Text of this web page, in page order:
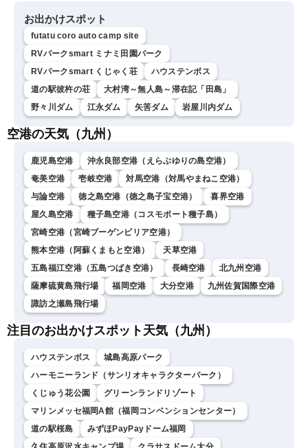
お出かけスポット
futatu coro auto camp site
RVパークsmart ミナミ田園パーク
RVパークsmart くじゃく荘
ハウステンボス
道の駅彼杵の荘
大村湾～無人島～滞在記「田島」
野々川ダム
江永ダム 矢筈ダム 岩屋川内ダム
空港の天気（九州）
鹿児島空港
沖永良部空港（えらぶゆりの島空港）
奄美空港
壱岐空港
対馬空港（対馬やまねこ空港）
与論空港
徳之島空港（徳之島子宝空港）
喜界空港
屋久島空港
種子島空港（コスモポート種子島）
宮崎空港（宮崎ブーゲンビリア空港）
熊本空港（阿蘇くまもと空港）
天草空港
五島福江空港（五島つばき空港）
長崎空港
北九州空港
薩摩硫黄島飛行場
福岡空港 大分空港
九州佐賀国際空港
諏訪之瀬島飛行場
注目のお出かけスポット天気（九州）
ハウステンボス
城島高原パーク
ハーモニーランド（サンリオキャラクターパーク）
くじゅう花公園
グリーンランドリゾート
マリンメッセ福岡A館（福岡コンベンションセンター）
道の駅桜島
みずほPayPayドーム福岡